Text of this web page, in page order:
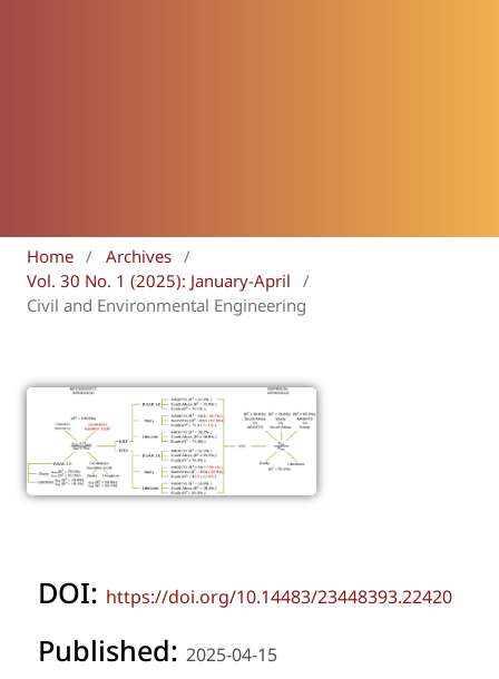
Home / Archives /
Vol. 30 No. 1 (2025): January-April
/
Civil and Environmental Engineering
DOI: https://doi.org/10.14483/23448393.22420
Published: 2025-04-15